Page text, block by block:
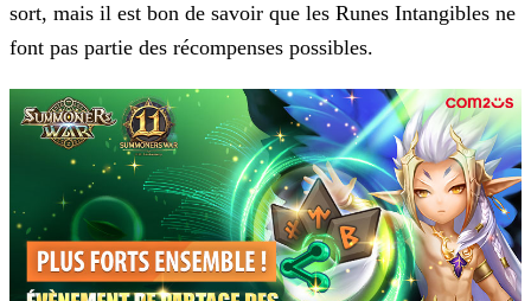
sort, mais il est bon de savoir que les Runes Intangibles ne
font pas partie des récompenses possibles.